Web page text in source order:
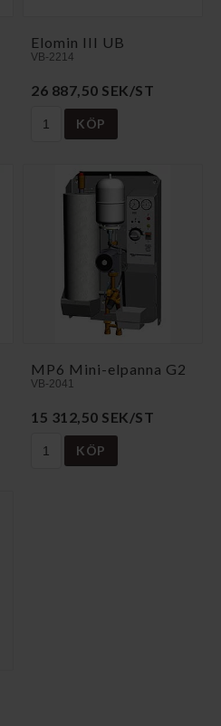
Elomin III UB
VB-2214
26 887,50 SEK/ST
KÖP
MP6 Mini-elpanna G2
VB-2041
15 312,50 SEK/ST
KÖP